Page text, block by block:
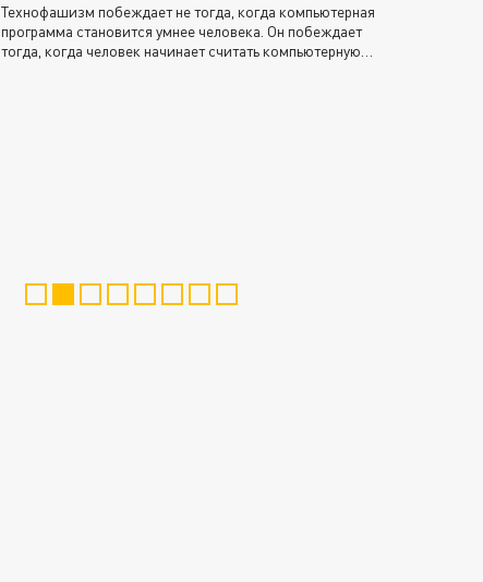
Технофашизм побеждает не тогда, когда компьютерная
программа становится умнее человека. Он побеждает
тогда, когда человек начинает считать компьютерную